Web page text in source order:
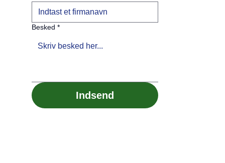
Besked *
Indsend